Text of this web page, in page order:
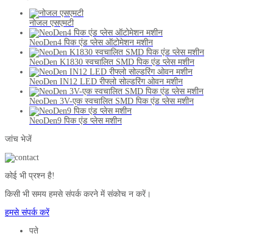
नोजल एसएमटी
NeoDen4 पिक एंड प्लेस ऑटोमेशन मशीन
NeoDen K1830 स्वचालित SMD पिक एंड प्लेस मशीन
NeoDen IN12 LED रीफ्लो सोल्डरिंग ओवन मशीन
NeoDen 3V-एक स्वचालित SMD पिक एंड प्लेस मशीन
NeoDen9 पिक एंड प्लेस मशीन
जांच भेजें
कोई भी प्रश्न है!
किसी भी समय हमसे संपर्क करने में संकोच न करें।
हमसे संपर्क करें
पते